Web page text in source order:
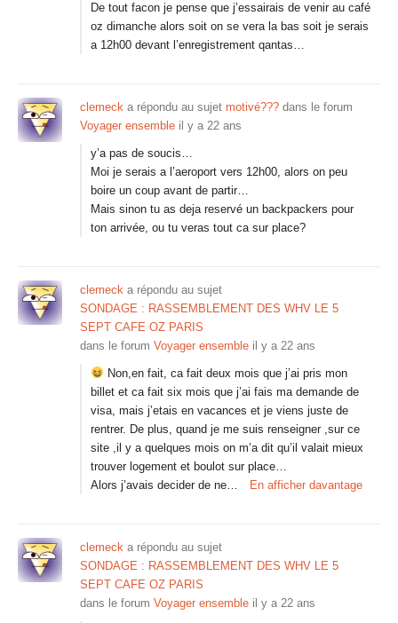
De tout facon je pense que j’essairais de venir au café
oz dimanche alors soit on se vera la bas soit je serais
a 12h00 devant l’enregistrement qantas…
clemeck a répondu au sujet motivé??? dans le forum
Voyager ensemble il y a 22 ans
y’a pas de soucis…
Moi je serais a l’aeroport vers 12h00, alors on peu
boire un coup avant de partir…
Mais sinon tu as deja reservé un backpackers pour
ton arrivée, ou tu veras tout ca sur place?
clemeck a répondu au sujet
SONDAGE : RASSEMBLEMENT DES WHV LE 5
SEPT CAFE OZ PARIS
dans le forum Voyager ensemble il y a 22 ans
Non,en fait, ca fait deux mois que j’ai pris mon
billet et ca fait six mois que j’ai fais ma demande de
visa, mais j’etais en vacances et je viens juste de
rentrer. De plus, quand je me suis renseigner ,sur ce
site ,il y a quelques mois on m’a dit qu’il valait mieux
trouver logement et boulot sur place…
Alors j’avais decider de ne…
En afficher davantage
clemeck a répondu au sujet
SONDAGE : RASSEMBLEMENT DES WHV LE 5
SEPT CAFE OZ PARIS
dans le forum Voyager ensemble il y a 22 ans